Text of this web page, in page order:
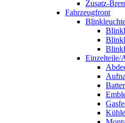
Zusatz-
Fahrzeugfront
Einzelteile/